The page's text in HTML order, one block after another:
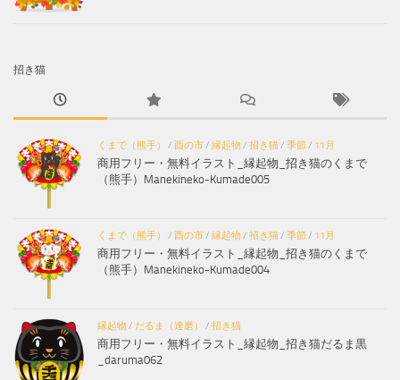
招き猫
くまで（熊手） / 酉の市/ 縁起物/ 招き猫/ 季節/ 11月
商用フリー・無料イラスト_縁起物_招き猫のくまで
（熊手）Manekineko-Kumade005
くまで（熊手） / 酉の市/ 縁起物/ 招き猫/ 季節/ 11月
商用フリー・無料イラスト_縁起物_招き猫のくまで
（熊手）Manekineko-Kumade004
縁起物/ だるま（達磨） / 招き猫
商用フリー・無料イラスト_縁起物_招き猫だるま黒
_daruma062